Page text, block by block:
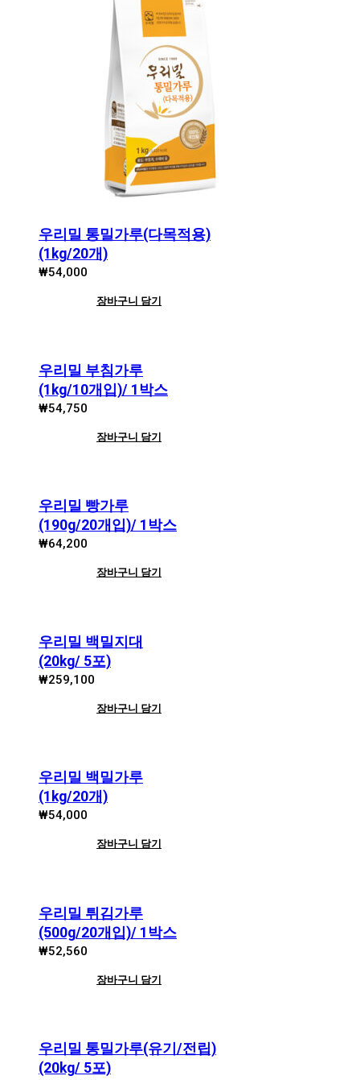
우리밀 통밀가루(다목적용)
(1kg/20개)
₩54,000
장바구니 담기
우리밀 부침가루
(1kg/10개입)/ 1박스
₩54,750
장바구니 담기
우리밀 빵가루
(190g/20개입)/ 1박스
₩64,200
장바구니 담기
우리밀 백밀지대
(20kg/ 5포)
₩259,100
장바구니 담기
우리밀 백밀가루
(1kg/20개)
₩54,000
장바구니 담기
우리밀 튀김가루
(500g/20개입)/ 1박스
₩52,560
장바구니 담기
우리밀 통밀가루(유기/전립)
(20kg/ 5포)